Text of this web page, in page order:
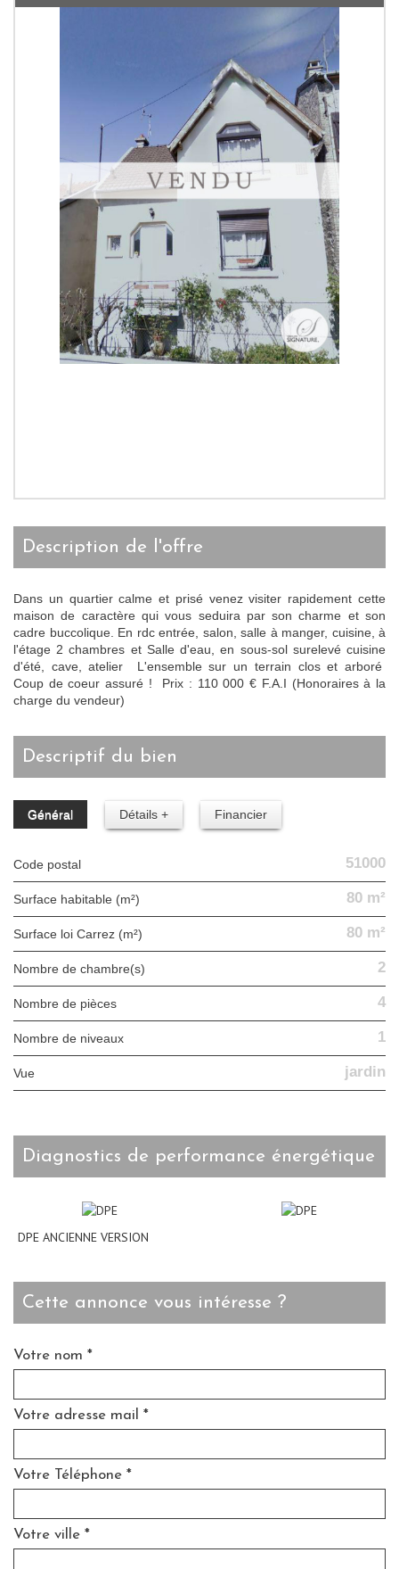
description de l'offre
Dans un quartier calme et prisé venez visiter rapidement cette
maison de caractère qui vous seduira par son charme et son
cadre buccolique. En rdc entrée, salon, salle à manger, cuisine, à
l'étage 2 chambres et Salle d'eau, en sous-sol surelevé cuisine
d'été, cave, atelier L'ensemble sur un terrain clos et arboré
Coup de coeur assuré ! Prix : 110 000 € F.A.I (Honoraires à la
charge du vendeur)
descriptif du bien
Général Détails + Financier
Code postal 51000
Surface habitable (m²) 80 m²
Surface loi Carrez (m²) 80 m²
Nombre de chambre(s) 2
Nombre de pièces 4
Nombre de niveaux 1
Vue jardin
diagnostics de performance énergétique
DPE ANCIENNE VERSION
cette annonce vous intéresse ?
Votre nom *
Votre adresse mail *
Votre Téléphone *
Votre ville *